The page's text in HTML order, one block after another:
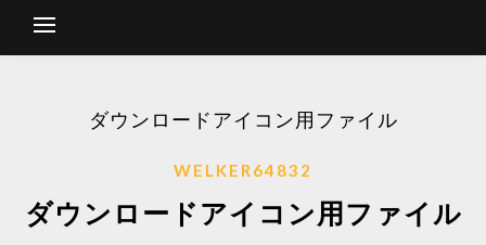
ダウンロードアイコン用ファイル
WELKER64832
ダウンロードアイコン用ファイル